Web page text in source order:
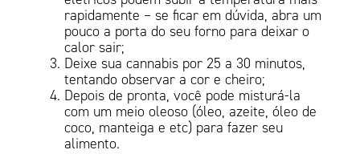
rapidamente – se ficar em dúvida, abra um
pouco a porta do seu forno para deixar o
calor sair;
Deixe sua cannabis por 25 a 30 minutos,
tentando observar a cor e cheiro;
Depois de pronta, você pode misturá-la
com um meio oleoso (óleo, azeite, óleo de
coco, manteiga e etc) para fazer seu
alimento.